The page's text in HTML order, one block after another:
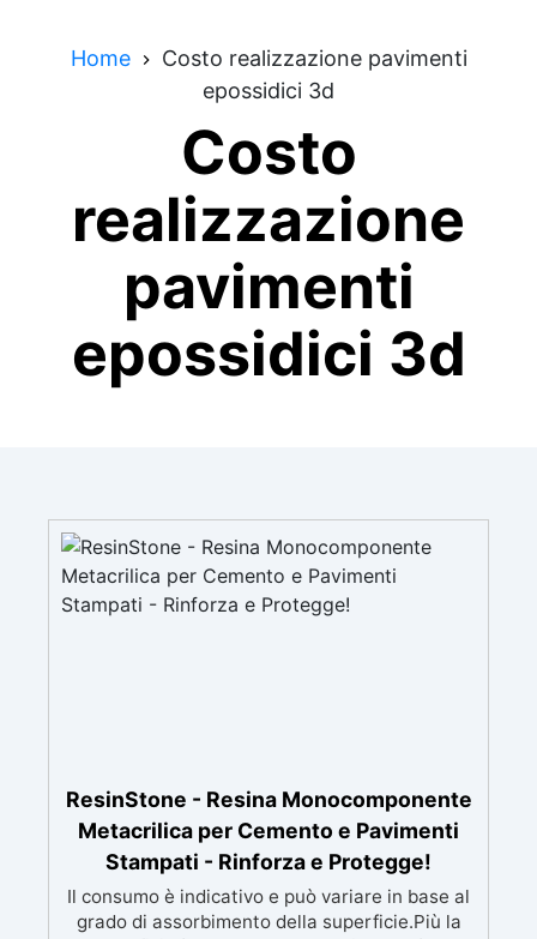
Home
Costo realizzazione pavimenti
epossidici 3d
Costo
realizzazione
pavimenti
epossidici 3d
ResinStone - Resina Monocomponente
Metacrilica per Cemento e Pavimenti
Stampati - Rinforza e Protegge!
Il consumo è indicativo e può variare in base al
grado di assorbimento della superficie.Più la